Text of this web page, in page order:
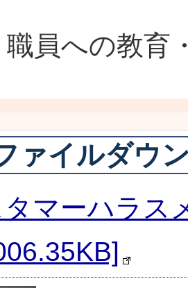
職員への教育
ァイルダウ
タマーハラス